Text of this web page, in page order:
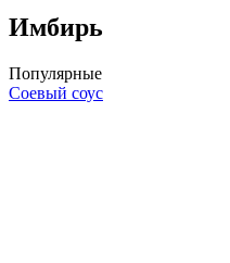
Имбирь
Популярные
Соевый соус